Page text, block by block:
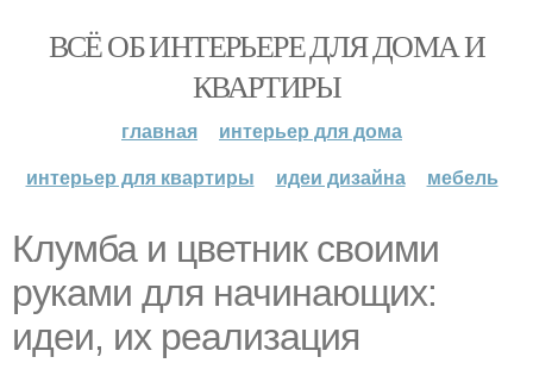
ВСЁ ОБ ИНТЕРЬЕРЕ ДЛЯ ДОМА И
КВАРТИРЫ
главная
интерьер для дома
интерьер для квартиры
идеи дизайна мебель
Клумба и цветник своими
руками для начинающих:
идеи, их реализация